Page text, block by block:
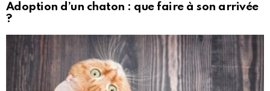
Adoption d’un chaton : que faire à son arrivée
?